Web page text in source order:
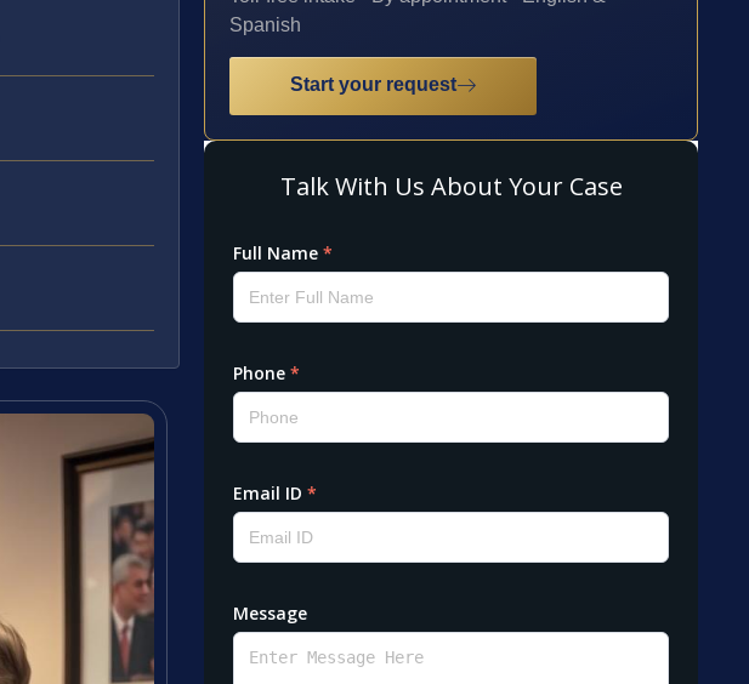
Spanish
Start your request